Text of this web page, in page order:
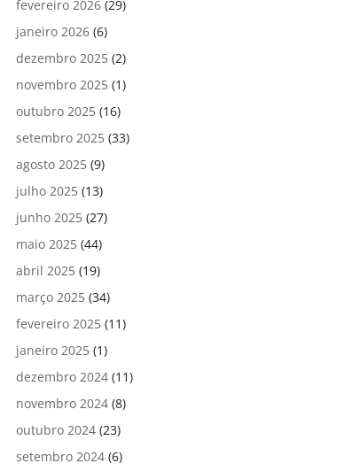
fevereiro 2026 (29)
janeiro 2026 (6)
dezembro 2025 (2)
novembro 2025 (1)
outubro 2025 (16)
setembro 2025 (33)
agosto 2025 (9)
julho 2025 (13)
junho 2025 (27)
maio 2025 (44)
abril 2025 (19)
março 2025 (34)
fevereiro 2025 (11)
janeiro 2025 (1)
dezembro 2024 (11)
novembro 2024 (8)
outubro 2024 (23)
setembro 2024 (6)